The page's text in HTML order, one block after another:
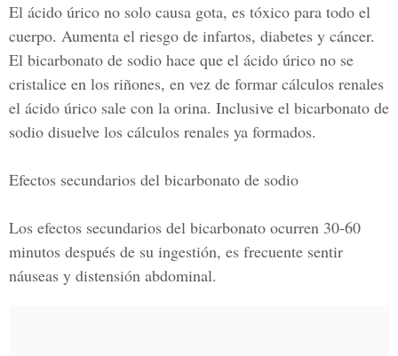
El ácido úrico no solo causa gota, es tóxico para todo el
cuerpo. Aumenta el riesgo de infartos, diabetes y cáncer.
El bicarbonato de sodio hace que el ácido úrico no se
cristalice en los riñones, en vez de formar cálculos renales
el ácido úrico sale con la orina. Inclusive el bicarbonato de
sodio disuelve los cálculos renales ya formados.
Efectos secundarios del bicarbonato de sodio
Los efectos secundarios del bicarbonato ocurren 30-60
minutos después de su ingestión, es frecuente sentir
náuseas y distensión abdominal.